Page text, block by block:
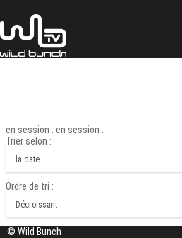
en session : en session :
Trier selon :
Ordre de tri :
© Wild Bunch